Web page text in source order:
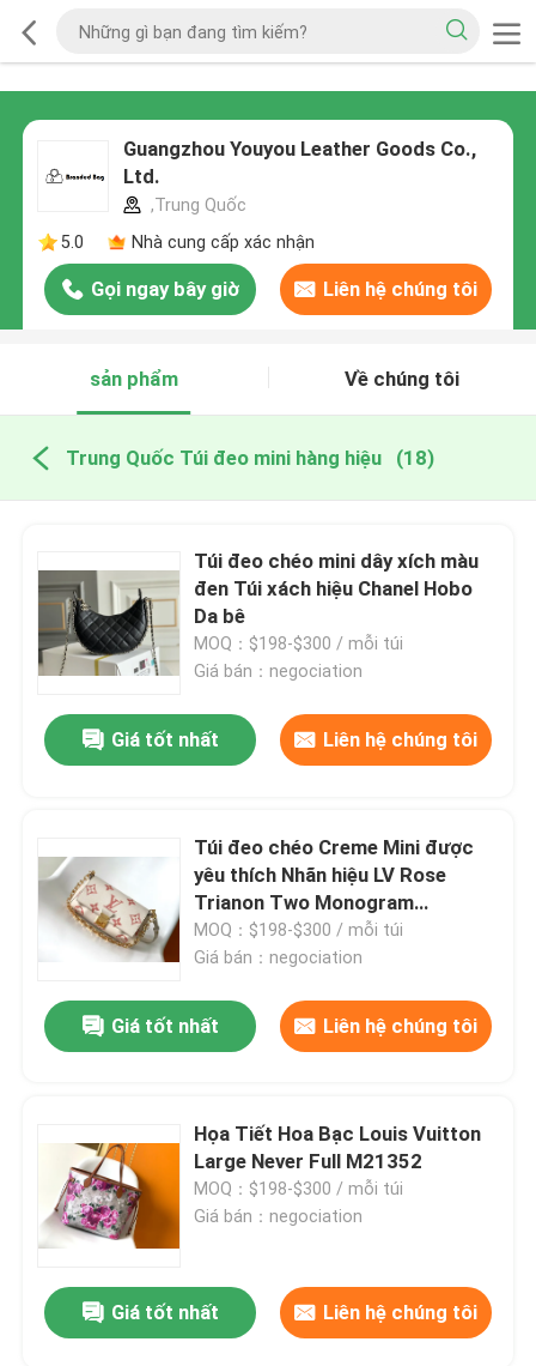
Guangzhou Youyou Leather Goods Co.,
Ltd.
,Trung Quốc
5.0
Nhà cung cấp xác nhận
Gọi ngay bây giờ Liên hệ chúng tôi
sản phẩm Về chúng tôi
Trung Quốc Túi đeo mini hàng hiệu (18)
Túi đeo chéo mini dây xích màu
đen Túi xách hiệu Chanel Hobo
Da bê
MOQ：$198-$300 / mỗi túi
Giá bán：negociation
Giá tốt nhất Liên hệ chúng tôi
Túi đeo chéo Creme Mini được
yêu thích Nhãn hiệu LV Rose
Trianon Two Monogram
Empreinte Leather
MOQ：$198-$300 / mỗi túi
Giá bán：negociation
Giá tốt nhất Liên hệ chúng tôi
Họa Tiết Hoa Bạc Louis Vuitton
Large Never Full M21352
MOQ：$198-$300 / mỗi túi
Giá bán：negociation
Giá tốt nhất Liên hệ chúng tôi